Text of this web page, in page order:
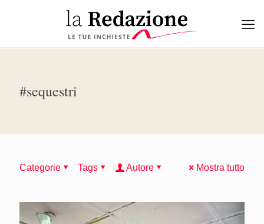
#sequestri
Categorie Tags Autore Mostra tutto